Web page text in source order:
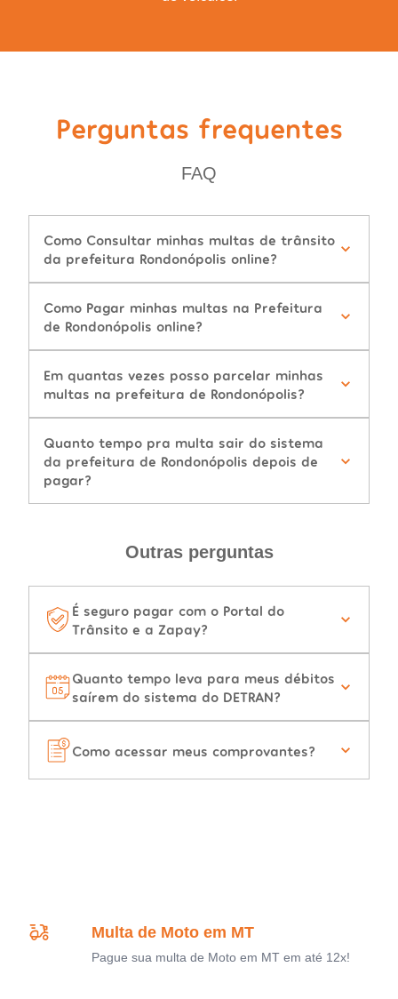
Perguntas frequentes
FAQ
Como Consultar minhas multas de trânsito
da prefeitura Rondonópolis online?
Como Pagar minhas multas na Prefeitura
de Rondonópolis online?
Em quantas vezes posso parcelar minhas
multas na prefeitura de Rondonópolis?
Quanto tempo pra multa sair do sistema
da prefeitura de Rondonópolis depois de
pagar?
Outras perguntas
É seguro pagar com o Portal do
Trânsito e a Zapay?
Quanto tempo leva para meus débitos
saírem do sistema do DETRAN?
Como acessar meus comprovantes?
Multa de Moto em MT
Pague sua multa de Moto em MT em até 12x!